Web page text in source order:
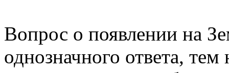
Вопрос о появлении на
однозначного ответа,